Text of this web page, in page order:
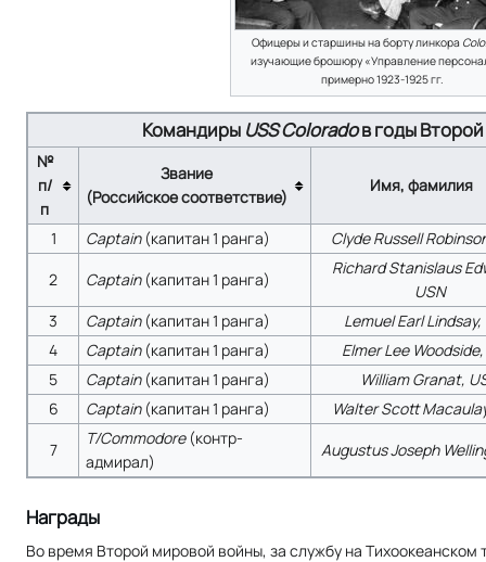
Офицеры и старшины на борту линкора
изучающие брошюру «Управление
примерно 1923-1925 гг.
Командиры USS Coloradoв годы
№
п/
п
Звание
(Российское соответствие)
Имя, фамилия
1 Captain(капитан 1 ранга)
Clyde Russell
2
Captain(капитан 1 ранга)
Richard Stanislaus
USN
3
Captain(капитан 1 ранга)
Lemuel Earl Lindsay,
4
Captain(капитан 1 ранга)
Elmer Lee
5
Captain(капитан 1 ранга)
William Granat,
6
Captain(капитан 1 ранга)
Walter Scott
7
T/Commodore(контр-
адмирал)
Augustus Joseph
Награды
Во время Второй мировой войны, за службу на Тихоокеанском